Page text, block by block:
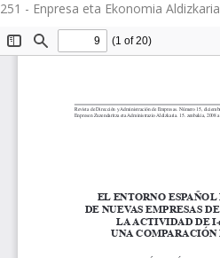
251 - Enpresa eta Ekonomia Aldizkaria